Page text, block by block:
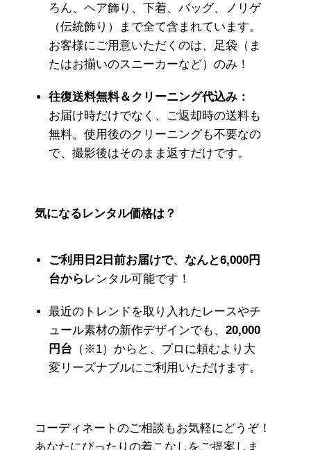
ろん、ヘア飾り、下着、バッグ、ノリゲ
（伝統飾り）まで全て含まれています。
お客様にご用意いただくのは、足袋（ま
たはお揃いのスニーカーなど）のみ！
往復送料無料＆クリーニング代込み：
お届け時だけでなく、ご返却時の送料も
無料。使用後のクリーニングも不要なの
で、撮影後はそのまま返すだけです。
気になるレンタル価格は？
ご利用日2日前お届けで、なんと6,000円
台から レンタル可能です！
最近のトレンドを取り入れたレースやチ
ュール素材の新作デザインでも、 20,000
円台 （※1）からと、プロに頼むより大
変リーズナブルにご利用いただけます。
コーディネートのご相談もお気軽にどうぞ！
あなたにぴったりの着こなしをご提案しま